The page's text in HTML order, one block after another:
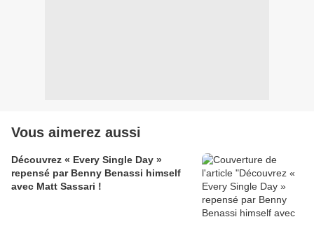
Vous aimerez aussi
Découvrez « Every Single Day »
repensé par Benny Benassi himself
avec Matt Sassari !